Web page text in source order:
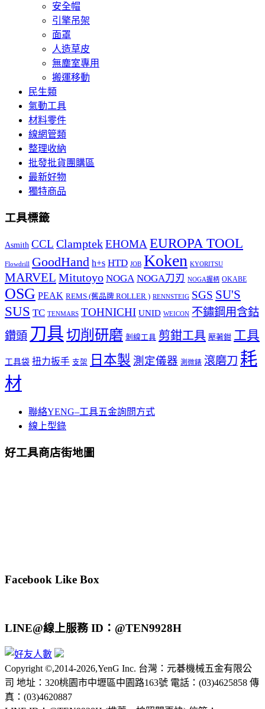
安全帽
引擎吊架
面罩
人造草皮
無塵室專用
搬運移動
民生類
氣動工具
材料零件
線網管類
整理收納
批發批貨團購區
最新好物
獨特商品
工具標籤
Asmith CCL ClamptekEHOMAEUROPA TOOL
Flowdrill GoodHand h+s HTD JOB Koken KYORITSU
MARVEL Mitutoyo NOGA NOGA刀刃 NOGA握柄 OKABE
OSG PEAK REMS (舊品牌 ROLLER ) RENNSTEIG SGS SU'S
SUS TC TENMARS TOHNICHI UNID WEICON 不鏽鋼用含鈷
鑽頭 刀具切削研磨 剝線工具 剪鉗工具 壓著鉗 工具
工具袋 扭力扳手 支架 日本製 測定儀器 測微錶 滾磨刀 耗
材
聯絡YENG–工具五金詢問方式
線上型錄
好工具商店街地圖
Facebook Like Box
LINE@線上服務 ID：@TEN9928H
Copyright ©,2014-2026,YenG Inc. 台灣：元碁機械五金有限公
司 地址：320桃園市中壢區中園路163號 電話：(03)4625858 傳
真：(03)4620887